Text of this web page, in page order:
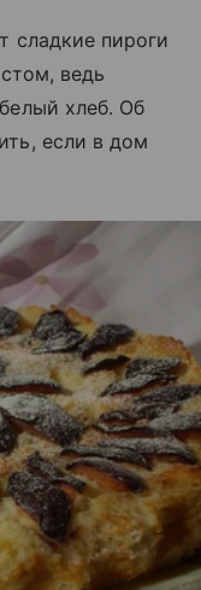
сладкие пироги
ведь
хлеб. Об
если в дом